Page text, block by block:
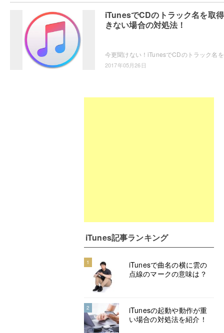
iTunesでCDのトラック名を取
きない場合の対処法！
2017年05月26日
iTunes記事ランキング
1
iTunesで曲名の横に雲の
点線のマークの意味は？
2
iTunesの起動や動作が重
い場合の対処法を紹介！